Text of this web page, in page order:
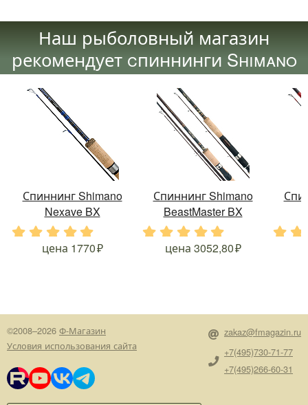
Наш рыболовный магазин
рекомендует cпиннинги Shimano
Спиннинг Shimano
Nexave BX
. . .
цена 1770
Спиннинг Shimano
BeastMaster BX
. . . .
цена 3052,80
©2008–2026 Ф-Магазин
Условия использования сайта
zakaz@fmagazin.ru
+7(495)730-71-77
+7(495)266-60-31